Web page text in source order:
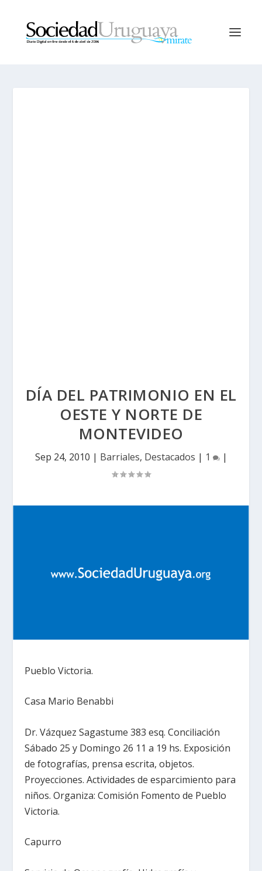
DÍA DEL PATRIMONIO EN EL
OESTE Y NORTE DE
MONTEVIDEO
Sep 24, 2010 | Barriales, Destacados | 1 |
Pueblo Victoria.
Casa Mario Benabbi
Dr. Vázquez Sagastume 383 esq. Conciliación
Sábado 25 y Domingo 26 11 a 19 hs. Exposición
de fotografías, prensa escrita, objetos.
Proyecciones. Actividades de esparcimiento para
niños. Organiza: Comisión Fomento de Pueblo
Victoria.
Capurro